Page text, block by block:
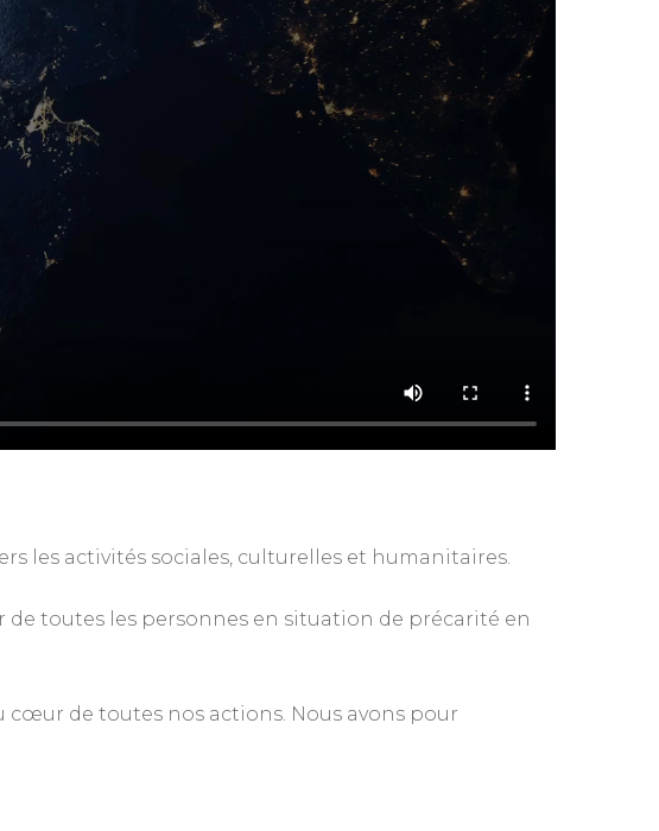
les activités sociales, culturelles et humanitaires.
toutes les personnes en situation de précarité en
cœur de toutes nos actions. Nous avons pour